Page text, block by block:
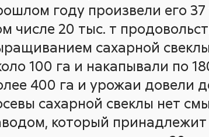
году произвели его
числе 20 тыс. т
сахарной
100 га и накапывали по
400 га и урожаи довели
сахарной свеклы нет
который